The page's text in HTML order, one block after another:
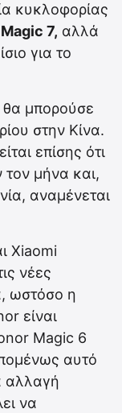
κυκλοφορίας
7, αλλά
για το
θα μπορούσε
στην Κίνα.
επίσης ότι
τον μήνα και,
αναμένεται
Xiaomi
νέες
ωστόσο η
είναι
Magic 6
αυτό
αλλαγή
να